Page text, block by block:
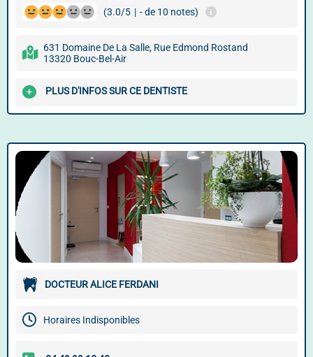
(3.0/5 | - de 10 notes)
631 Domaine De La Salle, Rue Edmond Rostand
13320 Bouc-Bel-Air
PLUS D'INFOS SUR CE DENTISTE
DOCTEUR ALICE FERDANI
Horaires Indisponibles